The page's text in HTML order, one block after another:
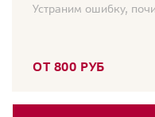
Устраним ошибку,
ОТ 800 РУБ